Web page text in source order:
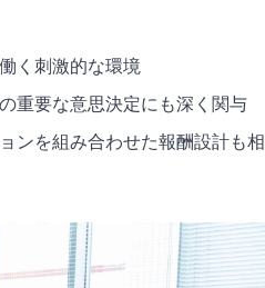
く刺激的な環境
重要な意思決定にも深く関与
ンを組み合わせた報酬設計も相